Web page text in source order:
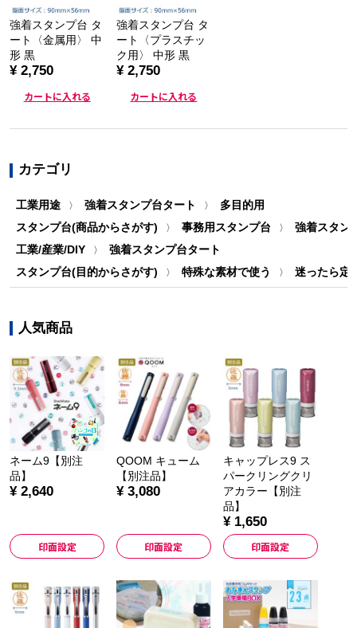
強着スタンプ台 タ
ート〈金属用〉 中
形 黒
¥ 2,750
カートに入れる
強着スタンプ台 タ
ート〈プラスチッ
ク用〉 中形 黒
¥ 2,750
カートに入れる
カテゴリ
工業用途 〉 強着スタンプ台タート 〉
多目的用
スタンプ台(商品からさがす)
〉 事務用スタンプ台 〉
強着スタン
工業/産業/DIY
〉
強着スタンプ台タート
スタンプ台(目的からさがす)
〉 特殊な素材で使う 〉 迷ったら定
人気商品
ネーム9【別注
品】
¥ 2,640
印面設定
QOOM キューム
【別注品】
¥ 3,080
印面設定
キャップレス9 ス
パークリングクリ
アカラー【別注
品】
¥ 1,650
印面設定